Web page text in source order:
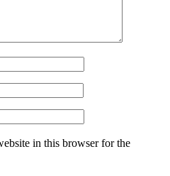
in this browser for the